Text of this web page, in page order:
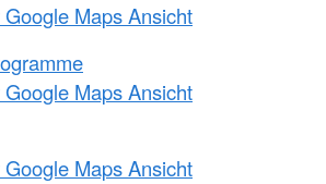
Maps Ansicht
Maps Ansicht
Maps Ansicht